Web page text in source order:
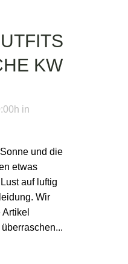
KW
in
und die
etwas
auf luftig
Wir